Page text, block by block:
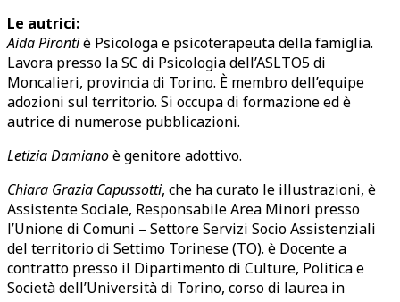
Le autrici:
Aida Pirontiè Psicologa e psicoterapeuta della famiglia.
Lavora presso la SC di Psicologia dell’ASLTO5 di
Moncalieri, provincia di Torino. È membro dell’equipe
adozioni sul territorio. Si occupa di formazione ed è
autrice di numerose pubblicazioni.
Letizia Damianoè genitore adottivo.
Chiara Grazia Capussotti, che ha curato le illustrazioni, è
Assistente Sociale, Responsabile Area Minori presso
l’Unione di Comuni – Settore Servizi Socio Assistenziali
del territorio di Settimo Torinese (TO). è Docente a
contratto presso il Dipartimento di Culture, Politica e
Società dell’Università di Torino, corso di laurea in